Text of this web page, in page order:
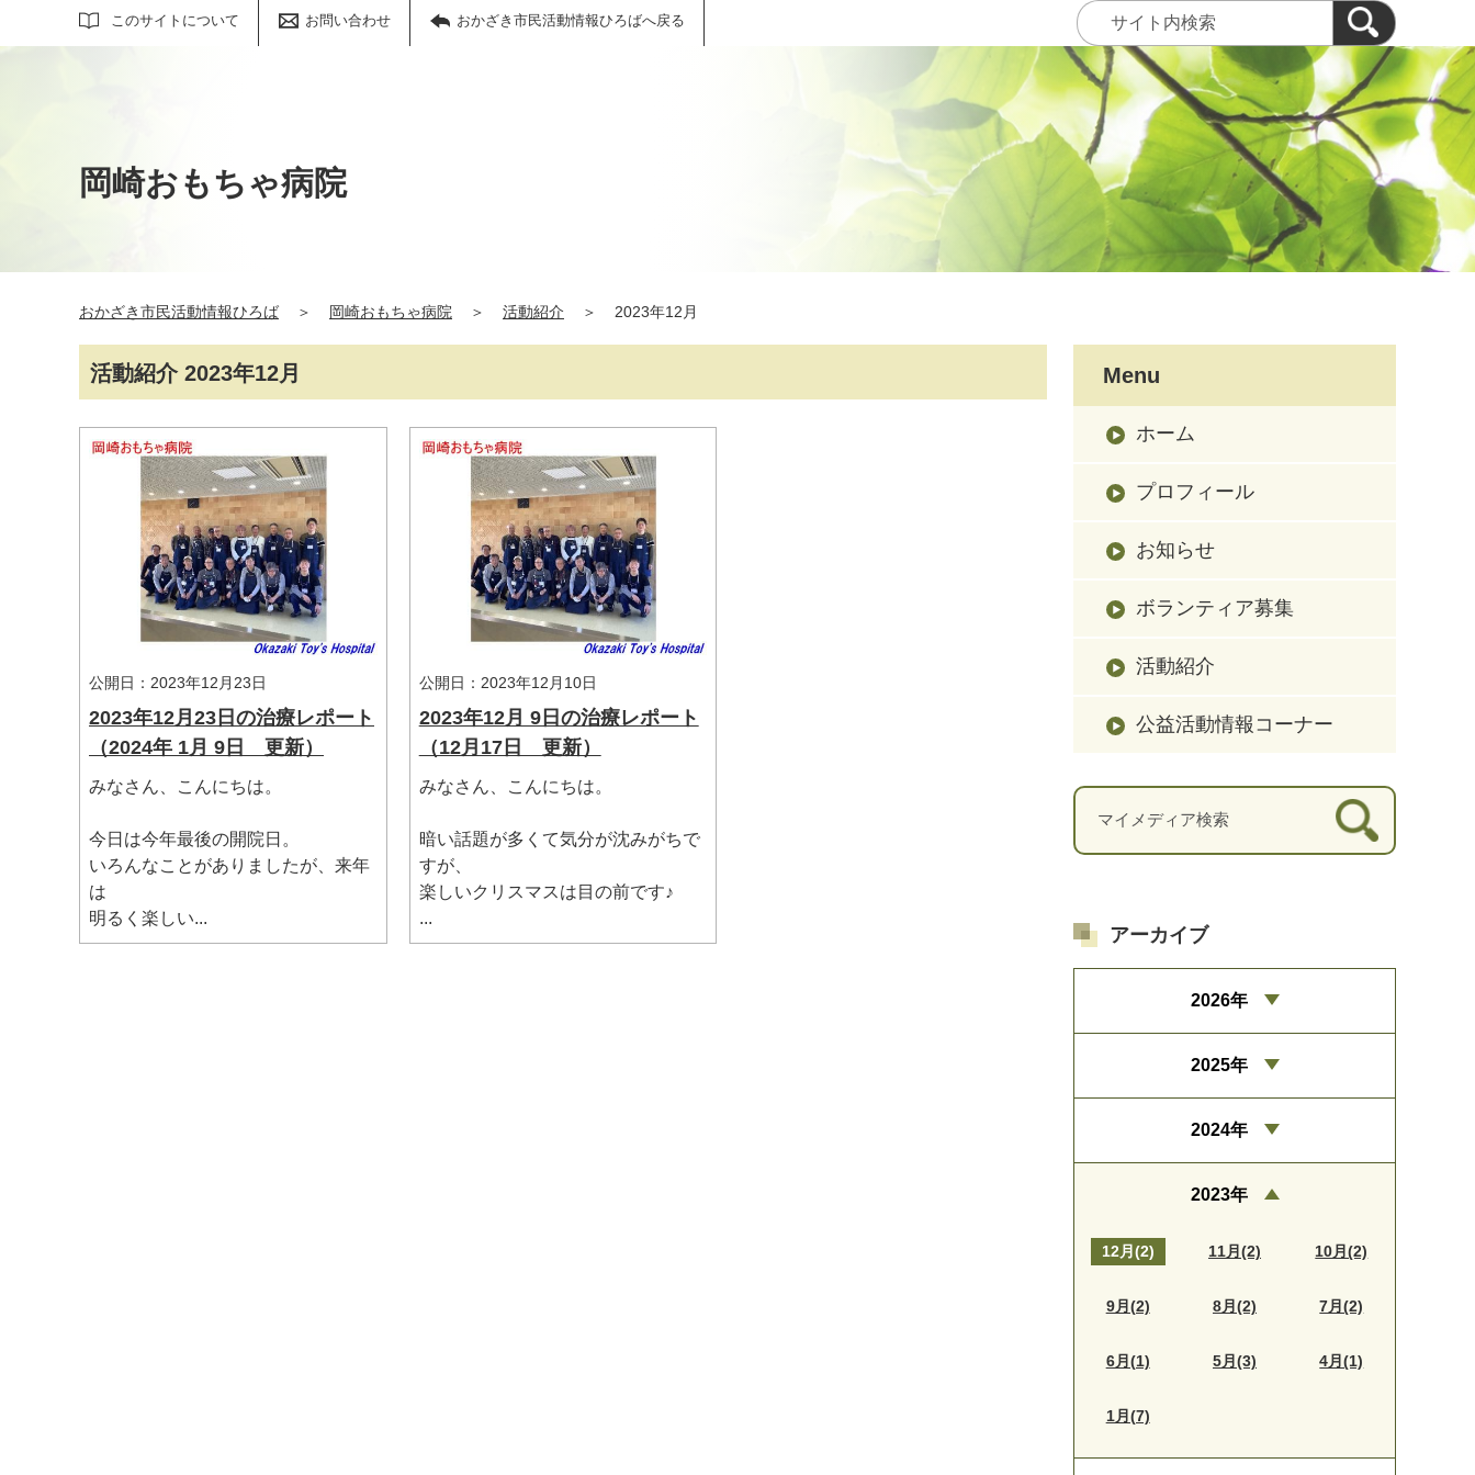
このサイトについて お問い合わせ おかざき市民活動情報ひろばへ戻る
サイト内検索
岡崎おもちゃ病院
おかざき市民活動情報ひろば ＞ 岡崎おもちゃ病院 ＞ 活動紹介 ＞ 2023年12月
活動紹介 2023年12月
公開日：2023年12月23日
2023年12月23日の治療レポート
（2024年 1月 9日 更新）
みなさん、こんにちは。
今日は今年最後の開院日。
いろんなことがありましたが、来年
は
明るく楽しい...
公開日：2023年12月10日
2023年12月 9日の治療レポート
（12月17日 更新）
みなさん、こんにちは。
暗い話題が多くて気分が沈みがちで
すが、
楽しいクリスマスは目の前です♪
...
Menu
ホーム
プロフィール
お知らせ
ボランティア募集
活動紹介
公益活動情報コーナー
マイメディア検索
アーカイブ
2026年
2025年
2024年
2023年
12月(2) 11月(2) 10月(2)
9月(2) 8月(2) 7月(2)
6月(1) 5月(3) 4月(1)
1月(7)